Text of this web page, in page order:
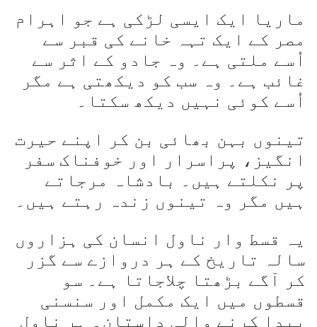
ماریا ایک ایسی لڑکی ہے جو اہرام
مصر کے ایک تہہ خانے کی قبر سے
اُسے ملتی ہے۔ وہ جادو کے اثر سے
غائب ہے۔ وہ سب کو دیکھتی ہے مگر
اُسے کوئی نہیں دیکھ سکتا۔
تینوں بہن بھائی بن کر اپنے حیرت
انگیز، پراسرار اور خوفناک سفر
پر نکلتے ہیں۔ بادشاہ مرجاتے
ہیں مگر وہ تینوں زندہ رہتے ہیں۔
یہ قسط وار ناول انسان کی ہزاروں
سالہ تاریخ کے ہر دروازے سے گزر
کر آگے بڑھتا چلاجاتا ہے۔ سو
قسطوں میں ایک مکمل اور سنسنی
پیدا کرنے والی داستان۔ ہر ناول